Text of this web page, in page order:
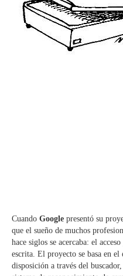
Cuando Google presentó su
que el sueño de muchos
hace siglos se acercaba: el
escrita. El proyecto se basa en el
disposición a través del